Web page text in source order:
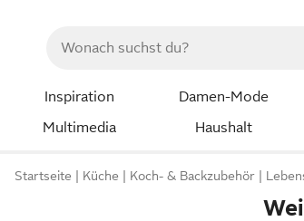
Inspiration Damen-Mode
Multimedia
Haushalt
Startseite Küche Koch- & Backzubehör